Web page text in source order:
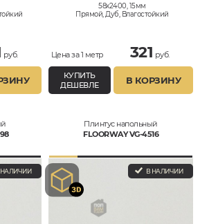
руб.
58x2400, 15мм
Прямой, Дуб, Влагостойкий
Цена за 1 метр 321 руб.
КУПИТЬ
ДЕШЕВЛЕ
В КОРЗИНУ
НАЛИЧИИ
Плинтус напольный
FLOORWAY VG-4516
В НАЛИЧИИ